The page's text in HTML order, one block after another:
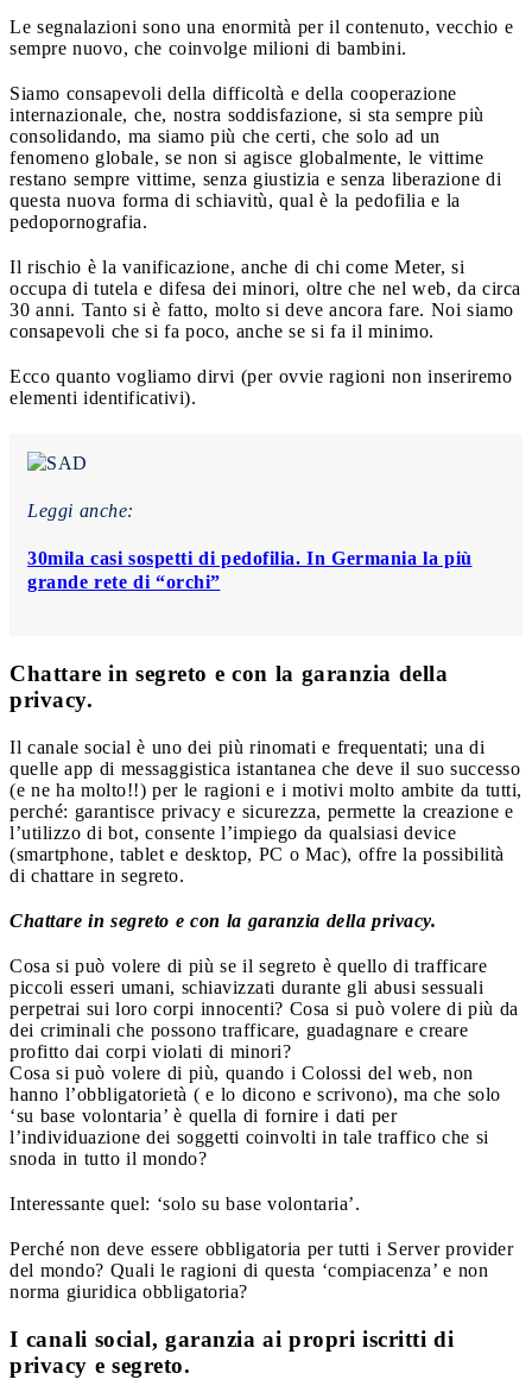
Le segnalazioni sono una enormità per il contenuto, vecchio e
sempre nuovo, che coinvolge milioni di bambini.
Siamo consapevoli della difficoltà e della cooperazione
internazionale, che, nostra soddisfazione, si sta sempre più
consolidando, ma siamo più che certi, che solo ad un
fenomeno globale, se non si agisce globalmente, le vittime
restano sempre vittime, senza giustizia e senza liberazione di
questa nuova forma di schiavitù, qual è la pedofilia e la
pedopornografia.
Il rischio è la vanificazione, anche di chi come Meter, si
occupa di tutela e difesa dei minori, oltre che nel web, da circa
30 anni. Tanto si è fatto, molto si deve ancora fare. Noi siamo
consapevoli che si fa poco, anche se si fa il minimo.
Ecco quanto vogliamo dirvi (per ovvie ragioni non inseriremo
elementi identificativi).
Leggi anche:
30mila casi sospetti di pedofilia. In Germania la più
grande rete di “orchi”
Chattare in segreto e con la garanzia della
privacy.
Il canale social è uno dei più rinomati e frequentati; una di
quelle app di messaggistica istantanea che deve il suo successo
(e ne ha molto!!) per le ragioni e i motivi molto ambite da tutti,
perché: garantisce privacy e sicurezza, permette la creazione e
l’utilizzo di bot, consente l’impiego da qualsiasi device
(smartphone, tablet e desktop, PC o Mac), offre la possibilità
di chattare in segreto.
Chattare in segreto e con la garanzia della privacy.
Cosa si può volere di più se il segreto è quello di trafficare
piccoli esseri umani, schiavizzati durante gli abusi sessuali
perpetrai sui loro corpi innocenti? Cosa si può volere di più da
dei criminali che possono trafficare, guadagnare e creare
profitto dai corpi violati di minori?
Cosa si può volere di più, quando i Colossi del web, non
hanno l’obbligatorietà ( e lo dicono e scrivono), ma che solo
‘su base volontaria’ è quella di fornire i dati per
l’individuazione dei soggetti coinvolti in tale traffico che si
snoda in tutto il mondo?
Interessante quel: ‘solo su base volontaria’.
Perché non deve essere obbligatoria per tutti i Server provider
del mondo? Quali le ragioni di questa ‘compiacenza’ e non
norma giuridica obbligatoria?
I canali social, garanzia ai propri iscritti di
privacy e segreto.